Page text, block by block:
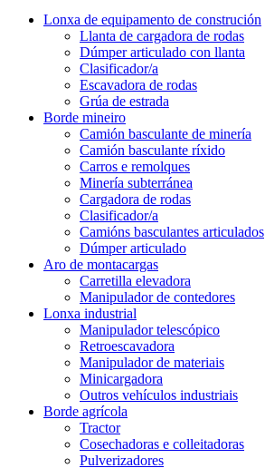
Lonxa de equipamento de construción
Llanta de cargadora de rodas
Dúmper articulado con llanta
Clasificador/a
Escavadora de rodas
Grúa de estrada
Borde mineiro
Camión basculante de minería
Camión basculante ríxido
Carros e remolques
Minería subterránea
Cargadora de rodas
Clasificador/a
Camións basculantes articulados
Dúmper articulado
Aro de montacargas
Carretilla elevadora
Manipulador de contedores
Lonxa industrial
Manipulador telescópico
Retroescavadora
Manipulador de materiais
Minicargadora
Outros vehículos industriais
Borde agrícola
Tractor
Cosechadoras e colleitadoras
Pulverizadores